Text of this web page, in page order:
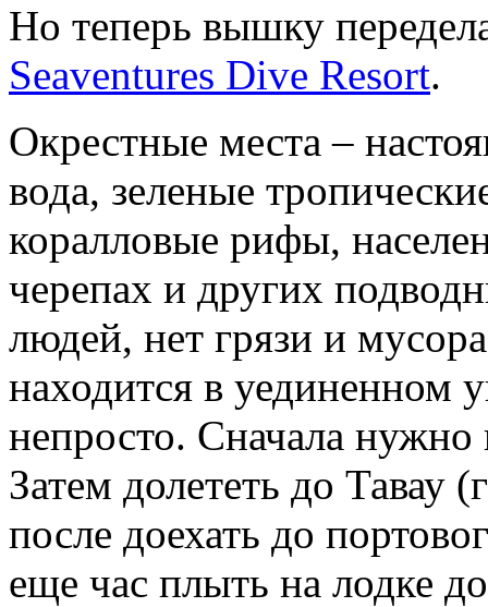
Но теперь вышку
Seaventures Dive Resort.
Окрестные места –
вода, зеленые
коралловые рифы,
черепах и других
людей, нет грязи и
находится в уединенном
непросто. Сначала
Затем долететь до Тавау
после доехать до
еще час плыть на лодке